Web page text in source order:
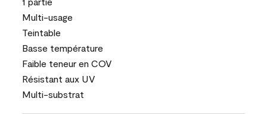
Multi-usage
Teintable
Basse température
Faible teneur en COV
Résistant aux UV
Multi-substrat